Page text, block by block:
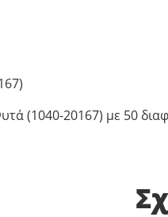
(1040-20167) με 50